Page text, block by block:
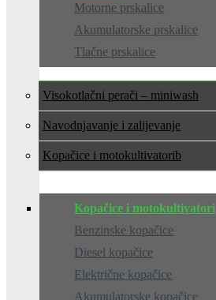
Motorne prskalice
Akumulatorske prskalice
Tlačne prskalice
Visokotlačni perači – miniwash
Navodnjavanje i zalijevanje
Kopačice i motokultivatori
Kopačice i motokultivatori
Benzinske kopačice
Diesel kopačice
Električne kopačice
Akumulatorske kopačice